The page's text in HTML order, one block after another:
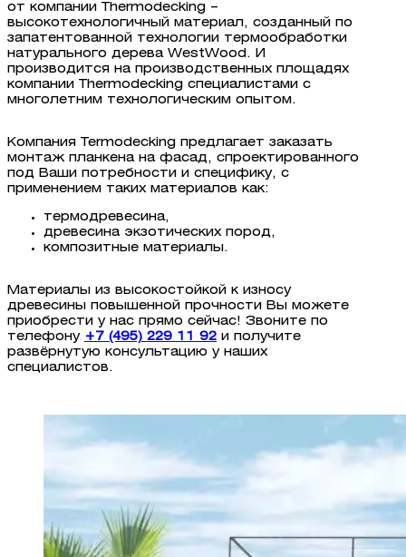
от компании Thermodecking –
высокотехнологичный материал, созданный по
запатентованной технологии термообработки
натурального дерева WestWood. И
производится на производственных площадях
компании Thermodecking специалистами с
многолетним технологическим опытом.
Компания Termodecking предлагает заказать
монтаж планкена на фасад, спроектированного
под Ваши потребности и специфику, с
применением таких материалов как:
термодревесина,
древесина экзотических пород,
композитные материалы.
Материалы из высокостойкой к износу
древесины повышенной прочности Вы можете
приобрести у нас прямо сейчас! Звоните по
телефону +7 (495) 229 11 92 и получите
развёрнутую консультацию у наших
специалистов.